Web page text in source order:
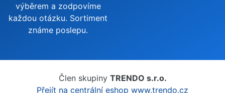
výběrem a zodpovíme
každou otázku. Sortiment
známe poslepu.
Člen skupiny TRENDO s.r.o.
Přejít na centrální eshop www.trendo.cz